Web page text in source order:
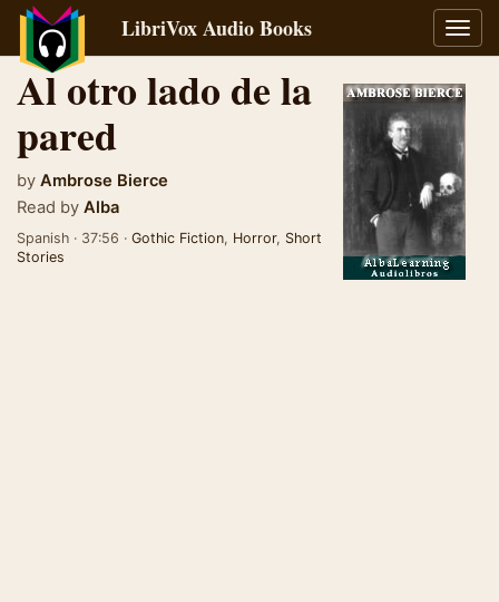
LibriVox Audio Books
Al otro lado de la
pared
by Ambrose Bierce
Read by Alba
Spanish · 37:56 · Gothic Fiction, Horror, Short
Stories